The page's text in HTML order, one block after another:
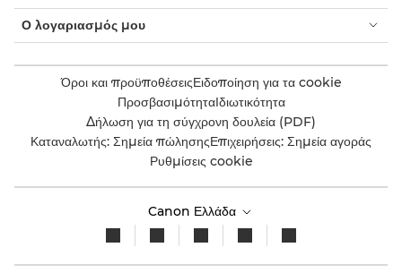
Ο λογαριασμός μου
Όροι και προϋποθέσειςΕιδοποίηση για τα cookie
ΠροσβασιμότηταΙδιωτικότητα
Δήλωση για τη σύγχρονη δουλεία (PDF)
Καταναλωτής: Σημεία πώλησηςΕπιχειρήσεις: Σημεία αγοράς
Ρυθμίσεις cookie
Canon Ελλάδα